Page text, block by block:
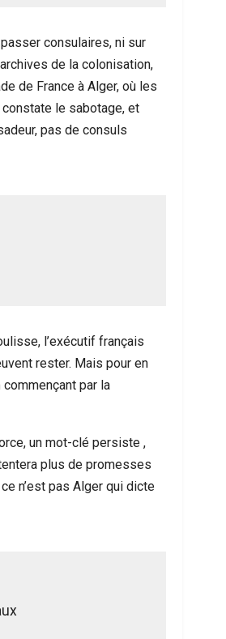
consulaires, ni sur
de la colonisation,
de France à Alger, où les
le sabotage, et
pas de consuls
l’exécutif français
rester. Mais pour en
par la
un mot-clé persiste ,
plus de promesses
n’est pas Alger qui dicte